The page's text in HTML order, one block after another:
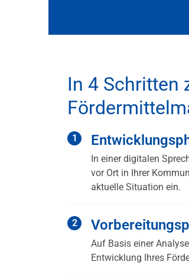
In 4 Schritten
In einer digitalen
vor Ort in Ihrer
aktuelle Situation ein.
Auf Basis einer
Entwicklung Ihres